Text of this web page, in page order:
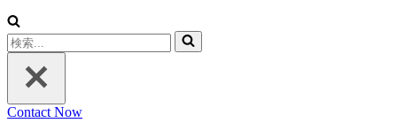
検
索...
Contact Now